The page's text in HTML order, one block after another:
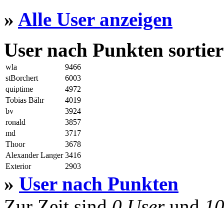
» Alle User anzeigen
User nach Punkten
wla
9466
stBorchert
6003
quiptime
4972
Tobias Bähr
4019
bv
3924
ronald
3857
md
3717
Thoor
3678
Alexander Langer 3416
Exterior
2903
» User nach Punkten